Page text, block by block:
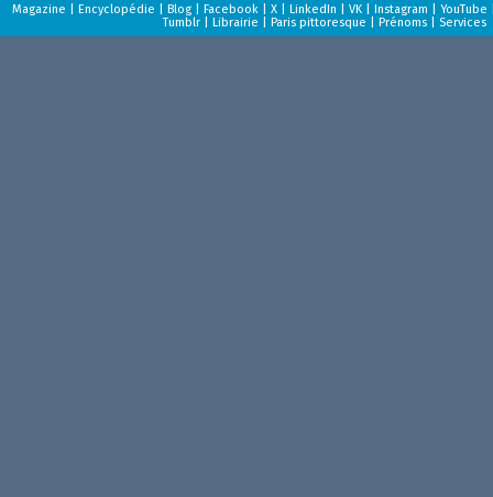
Magazine Encyclopédie Blog Facebook X LinkedIn VK Instagram YouTube
Tumblr
Librairie Paris pittoresque Prénoms Services